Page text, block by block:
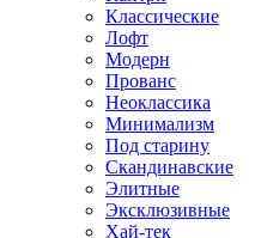
Классические
Лофт
Модерн
Прованс
Неоклассика
Минимализм
Под старину
Скандинавские
Элитные
Эксклюзивные
Хай-тек